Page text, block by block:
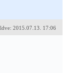
2015.07.13. 17:06